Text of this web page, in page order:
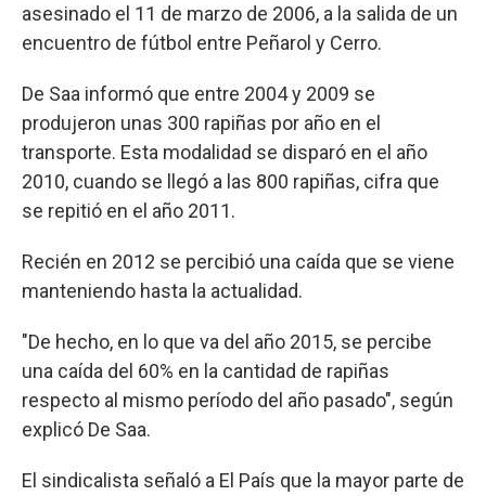
asesinado el 11 de marzo de 2006, a la salida de un
encuentro de fútbol entre Peñarol y Cerro.
De Saa informó que entre 2004 y 2009 se
produjeron unas 300 rapiñas por año en el
transporte. Esta modalidad se disparó en el año
2010, cuando se llegó a las 800 rapiñas, cifra que
se repitió en el año 2011.
Recién en 2012 se percibió una caída que se viene
manteniendo hasta la actualidad.
"De hecho, en lo que va del año 2015, se percibe
una caída del 60% en la cantidad de rapiñas
respecto al mismo período del año pasado", según
explicó De Saa.
El sindicalista señaló a El País que la mayor parte de